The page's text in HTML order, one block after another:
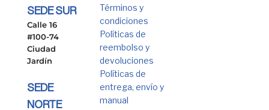
SEDE SUR
Calle 16
#100-74
Ciudad
Jardín
SEDE
NORTE
Términos y
condiciones
Políticas de
reembolso y
devoluciones
Políticas de
entrega, envío y
manual